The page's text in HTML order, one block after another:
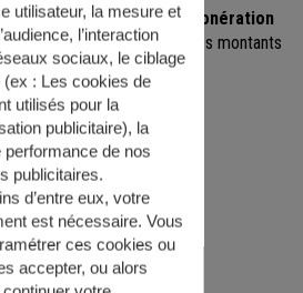
bénéficient d’une exonération
sociales pendant 5 ans. Les montants
les suivants :
plafonnée à 3 612 €,
plafonnée à 3 056 €,
plafonnée à 1 945 €,
plafonnée à 1 389 €,
plafonnée à 834 €.
utilisateur, la mesure et
l’interaction
sociaux, le ciblage
(ex : Les cookies de
utilisés pour la
publicitaire), la
performance de nos
publicitaires.
d’entre eux, votre
est nécessaire. Vous
ces cookies ou
accepter, ou alors